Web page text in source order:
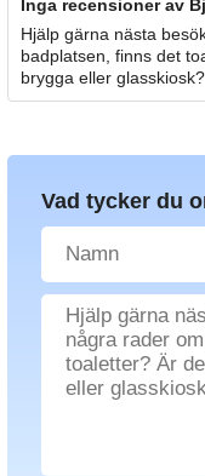
Inga recensioner av
Hjälp gärna nästa
badplatsen, finns det
brygga eller glasskiosk?
Vad tycker du